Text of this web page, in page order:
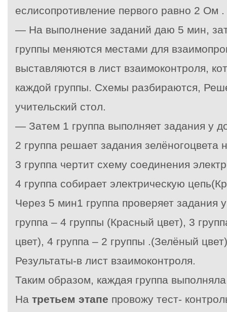
еслисопротивление первого равно 2 Ом .
— На выполнение заданий даю 5 мин,
группы меняются местами для
выставляются в лист взаимоконтроля,
каждой группы. Схемы разбираются,
учительский стол.
— Затем 1 группа выполняет задания у
2 группа решает задания зелёногоцвета
3 группа чертит схему соединения
4 группа собирает электрическую
Через 5 мин1 группа проверяет задания
группа – 4 группы (Красный цвет), 3
цвет), 4 группа – 2 группы .(Зелёный цвет)
Результаты-в лист взаимоконтроля.
Таким образом, каждая группа
На третьем этапе провожу тест-